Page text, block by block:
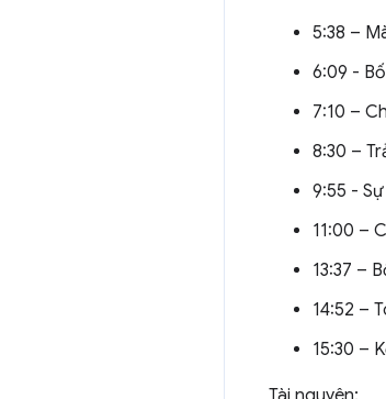
5:38 –
6:09 -
7:10 –
8:30 –
9:55 -
11:00 –
13:37 –
14:52 –
15:30 –